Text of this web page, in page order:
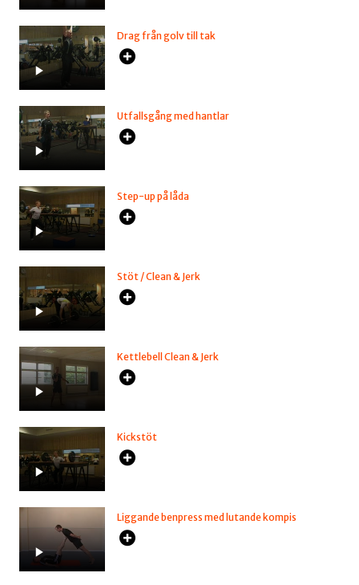
Drag från golv till tak
Utfallsgång med hantlar
Step-up på låda
Stöt / Clean & Jerk
Kettlebell Clean & Jerk
Kickstöt
Liggande benpress med lutande kompis